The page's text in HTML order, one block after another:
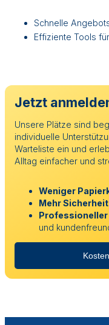
Schnelle
Effiziente Tools
Jetzt
Unsere Plätze sind
individuelle
Warteliste ein und
Alltag einfacher und
Weniger
Mehr Sicherheit
Professioneller
und